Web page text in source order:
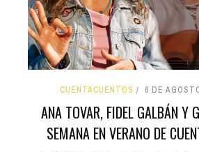
CUENTACUENTOS 6 DE
ANA TOVAR, FIDEL GALBÁN Y
SEMANA EN VERANO DE